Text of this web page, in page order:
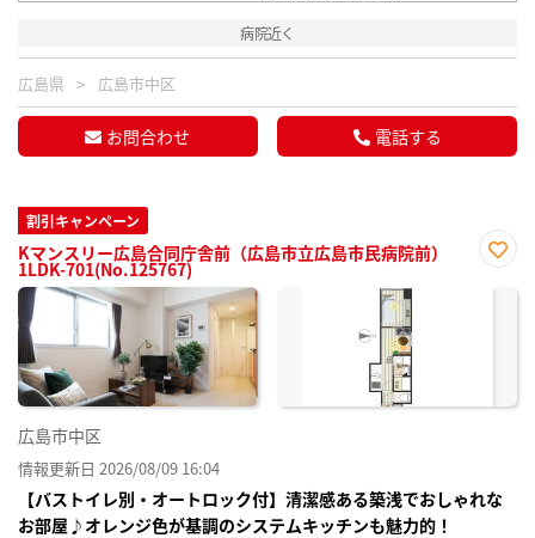
病院近く
広島県 広島市中区
お問合わせ 電話する
割引キャンペーン
Kマンスリー広島合同庁舎前（広島市立広島市民病院前）
1LDK-701(No.125767)
に入
広島市中区
情報更新日 2026/08/09 16:04
【バストイレ別・オートロック付】清潔感ある築浅でおしゃれな
お部屋♪オレンジ色が基調のシステムキッチンも魅力的！